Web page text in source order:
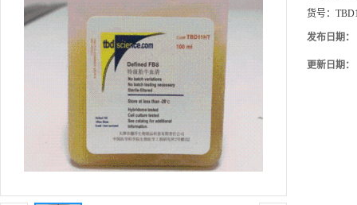
货号：
发布日期：
更新日期：